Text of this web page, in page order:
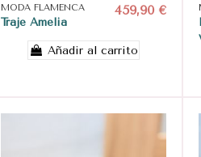
MODA FLAMENCA
Traje Amelia
459,90 €
Añadir al carrito